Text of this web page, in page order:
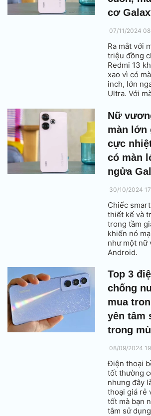
cơ
07/11/2024
Ra mắt với
triệu đồng
Redmi 13
xao vì có
inch, lớn
Ultra. Với
phân khúc
Nữ
màn lớn
cực
có màn
ngửa
30/10/2024
Chiếc
thiết kế và
trong tầm
khiến nó
như một nữ
Android.
Top 3
chống
mua
yên tâm
trong
08/09/2024
Điện thoại
tốt thường
nhưng đây
thoại giá rẻ
tốt mà bạn
tâm sử